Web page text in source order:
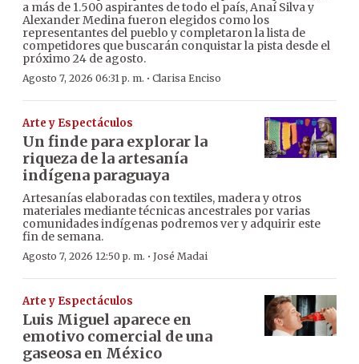
a más de 1.500 aspirantes de todo el país, Anaí Silva y
Alexander Medina fueron elegidos como los
representantes del pueblo y completaron la lista de
competidores que buscarán conquistar la pista desde el
próximo 24 de agosto.
Agosto 7, 2026 06:31 p. m. · Clarisa Enciso
Arte y Espectáculos
Un finde para explorar la
riqueza de la artesanía
indígena paraguaya
Artesanías elaboradas con textiles, madera y otros
materiales mediante técnicas ancestrales por varias
comunidades indígenas podremos ver y adquirir este
fin de semana.
Agosto 7, 2026 12:50 p. m. · José Madai
Arte y Espectáculos
Luis Miguel aparece en
emotivo comercial de una
gaseosa en México